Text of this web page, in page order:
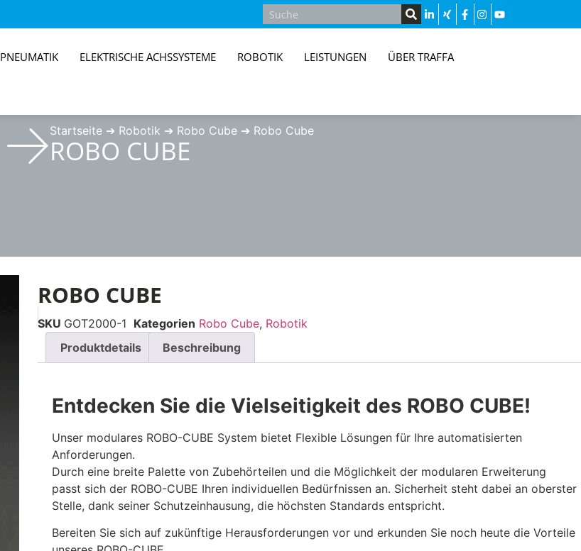
PNEUMATIK ELEKTRISCHE ACHSSYSTEME ROBOTIK LEISTUNGEN ÜBER TRAFFA
Startseite➔ Robotik ➔ Robo Cube➔ Robo Cube
ROBO CUBE
ROBO CUBE
SKU GOT2000-1 Kategorien Robo Cube, Robotik
Produktdetails
Beschreibung
Entdecken Sie die Vielseitigkeit des ROBO CUBE!
Unser modulares ROBO-CUBE System bietet Flexible Lösungen für Ihre automatisierten
Anforderungen.
Durch eine breite Palette von Zubehörteilen und die Möglichkeit der modularen Erweiterung
passt sich der ROBO-CUBE Ihren individuellen Bedürfnissen an. Sicherheit steht dabei an oberster
Stelle, dank seiner Schutzeinhausung, die höchsten Standards entspricht.
Bereiten Sie sich auf zukünftige Herausforderungen vor und erkunden Sie noch heute die Vorteile